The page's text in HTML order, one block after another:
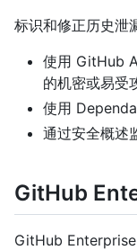
标识和修正历史泄
使用 GitHub
的机密或易受
使用
通过安全概述
GitHub
GitHub